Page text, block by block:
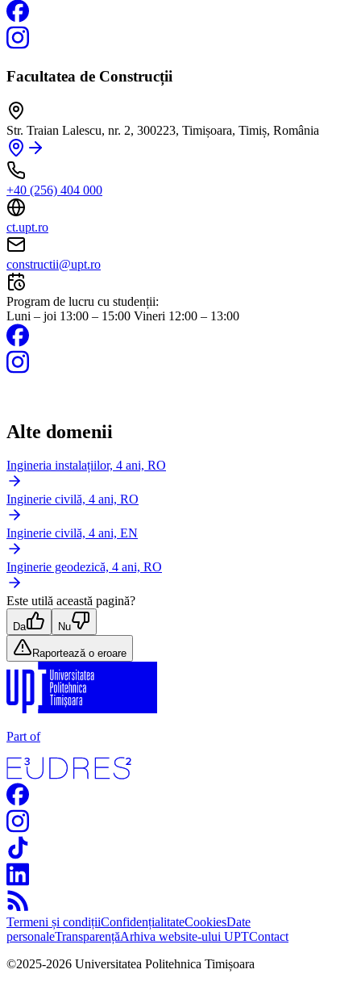
Facultatea de Construcții
Str. Traian Lalescu, nr. 2, 300223, Timișoara, Timiș, România
+40 (256) 404 000
ct.upt.ro
constructii@upt.ro
Program de lucru cu studenții:
Luni – joi 13:00 – 15:00 Vineri 12:00 – 13:00
Alte domenii
Ingineria instalațiilor, 4 ani, RO
Inginerie civilă, 4 ani, RO
Inginerie civilă, 4 ani, EN
Inginerie geodezică, 4 ani, RO
Este utilă această pagină?
Da Nu
Raportează o eroare
Part of
Termeni și condițiiConfidențialitateCookiesDate
personaleTransparențăArhiva website-ului UPTContact
©2025-2026 Universitatea Politehnica Timișoara